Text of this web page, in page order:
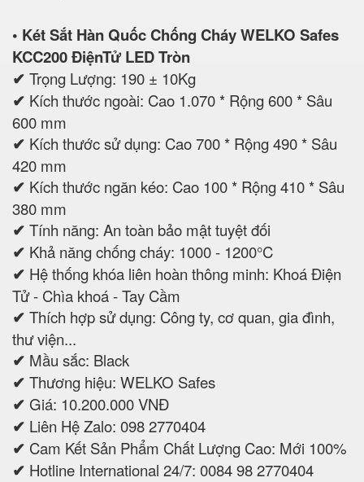
• Két Sắt Hàn Quốc Chống Cháy WELKO Safes
KCC200 ĐiệnTử LED Tròn
✔ Trọng Lượng: 190 ± 10Kg
✔ Kích thước ngoài: Cao 1.070 * Rộng 600 * Sâu
600 mm
✔ Kích thước sử dụng: Cao 700 * Rộng 490 * Sâu
420 mm
✔ Kích thước ngăn kéo: Cao 100 * Rộng 410 * Sâu
380 mm
✔ Tính năng: An toàn bảo mật tuyệt đối
✔ Khả năng chống cháy: 1000 - 1200°C
✔ Hệ thống khóa liên hoàn thông minh: Khoá Điện
Tử - Chìa khoá - Tay Cầm
✔ Thích hợp sử dụng: Công ty, cơ quan, gia đình,
thư viện...
✔ Mầu sắc: Black
✔ Thương hiệu: WELKO Safes
✔ Giá: 10.200.000 VNĐ
✔ Liên Hệ Zalo: 098 2770404
✔ Cam Kết Sản Phẩm Chất Lượng Cao: Mới 100%
✔ Hotline International 24/7: 0084 98 2770404